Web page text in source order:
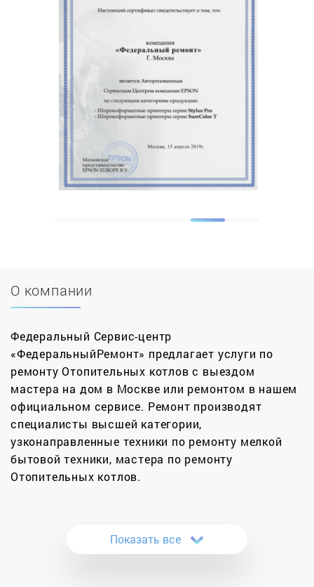
О компании
Федеральный Сервис-центр
«ФедеральныйРемонт» предлагает услуги по
ремонту Отопительных котлов с выездом
мастера на дом в Москве или ремонтом в нашем
официальном сервисе. Ремонт производят
специалисты высшей категории,
узконаправленные техники по ремонту мелкой
бытовой техники, мастера по ремонту
Отопительных котлов.
11000 котлов в Москве и Московской области.
Показать все